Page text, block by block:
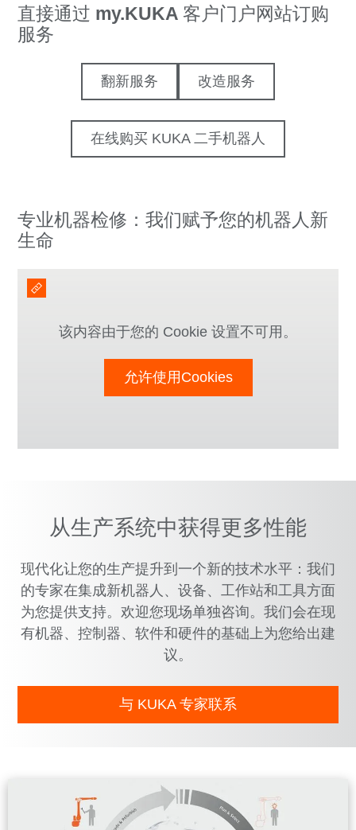
直接通过 my.KUKA 客户门户网站订购
服务
翻新服务 改造服务
在线购买 KUKA 二手机器人
专业机器检修：我们赋予您的机器人新
生命
该内容由于您的 Cookie 设置不可用。
允许使用Cookies
从生产系统中获得更多性能
现代化让您的生产提升到一个新的技术水平：我们
的专家在集成新机器人、设备、工作站和工具方面
为您提供支持。欢迎您现场单独咨询。我们会在现
有机器、控制器、软件和硬件的基础上为您给出建
议。
与 KUKA 专家联系